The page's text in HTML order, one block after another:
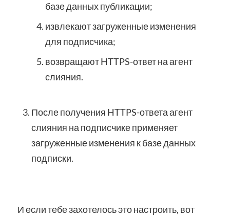
базе данных публикации;
извлекают загруженные изменения
для подписчика;
возвращают HTTPS-ответ на агент
слияния.
После получения HTTPS-ответа агент
слияния на подписчике применяет
загруженные изменения к базе данных
подписки.
И если тебе захотелось это настроить, вот